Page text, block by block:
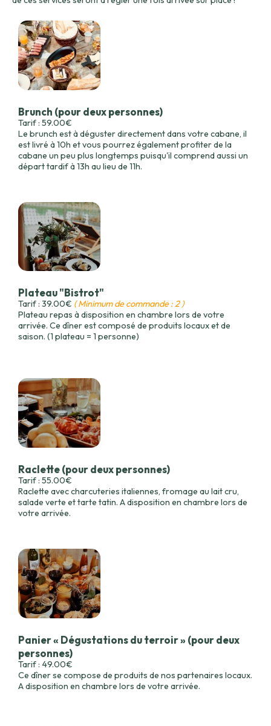
Brunch (pour deux personnes)
Tarif : 59.00€
Le brunch est à déguster directement dans votre cabane, il
est livré à 10h et vous pourrez également profiter de la
cabane un peu plus longtemps puisqu'il comprend aussi un
départ tardif à 13h au lieu de 11h.
Plateau "Bistrot"
Tarif : 39.00€ ( Minimum de commande : 2 )
Plateau repas à disposition en chambre lors de votre
arrivée. Ce dîner est composé de produits locaux et de
saison. (1 plateau = 1 personne)
Raclette (pour deux personnes)
Tarif : 55.00€
Raclette avec charcuteries italiennes, fromage au lait cru,
salade verte et tarte tatin. A disposition en chambre lors de
votre arrivée.
Panier « Dégustations du terroir » (pour deux
personnes)
Tarif : 49.00€
Ce dîner se compose de produits de nos partenaires locaux.
A disposition en chambre lors de votre arrivée.